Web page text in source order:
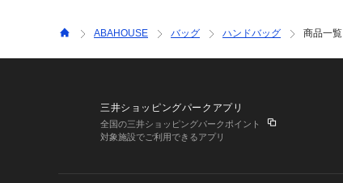
ABAHOUSE バッグ ハンドバッグ 商品一覧
三井ショッピングパークアプリ
全国の三井ショッピングパークポイント
対象施設でご利用できるアプリ